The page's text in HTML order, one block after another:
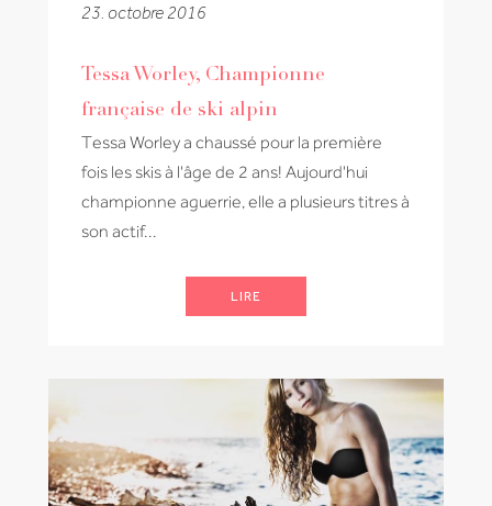
23. octobre 2016
Tessa Worley, Championne
française de ski alpin
Tessa Worley a chaussé pour la première
fois les skis à l'âge de 2 ans! Aujourd'hui
championne aguerrie, elle a plusieurs titres à
son actif...
LIRE